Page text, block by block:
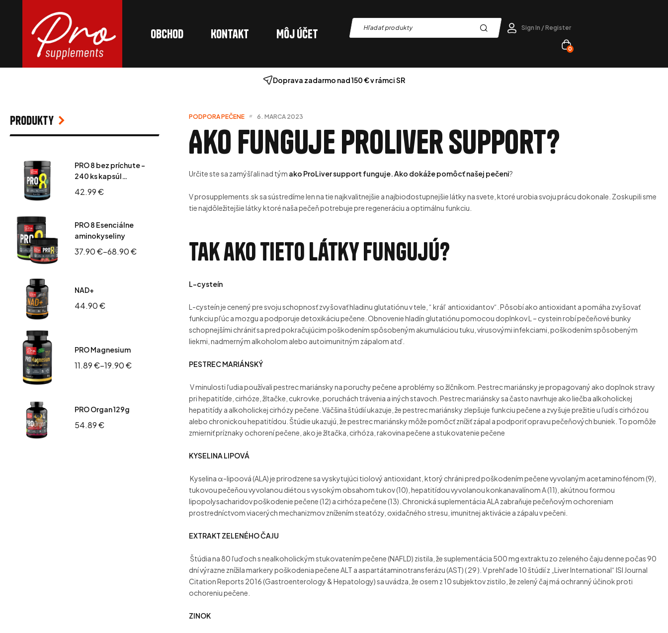
Obchod Kontakt Môj účet Sign In / Register
0
Doprava zadarmo nad 150 € v rámci SR
PODPORA PEČENE 6. MARCA 2023
Ako funguje ProLiver support?
Určite ste sa zamýšľali nad tým ako ProLiver support funguje. Ako dokáže pomôcť našej pečeni?
V prosupplements.sk sa sústredíme len na tie najkvalitnejšie a najbiodostupnejšie látky na svete, ktoré urobia svoju prácu dokonale. Zoskupili sme
tie najdôležitejšie látky ktoré naša pečeň potrebuje pre regeneráciu a optimálnu funkciu.
Tak ako tieto látky fungujú?
L-cysteín
L-cysteín je cenený pre svoju schopnosť zvyšovať hladinu glutatiónu v tele, “ kráľ antioxidantov“. Pôsobí ako antioxidant a pomáha zvyšovať
funkciu pľúc a mozgu a podporuje detoxikáciu pečene. Obnovenie hladín glutatiónu pomocou doplnkov L – cystein robí pečeňové bunky
schopnejšími chrániť sa pred pokračujúcim poškodením spôsobeným akumuláciou tuku, vírusovými infekciami, poškodením spôsobeným
liekmi, nadmerným alkoholom alebo autoimunitným zápalom atď.
PESTREC MARIÁNSKÝ
V minulosti ľudia používali pestrec mariánsky na poruchy pečene a problémy so žlčníkom. Pestrec mariánsky je propagovaný ako doplnok stravy
pri hepatitíde, cirhóze, žltačke, cukrovke, poruchách trávenia a iných stavoch. Pestrec mariánsky sa často navrhuje ako liečba alkoholickej
hepatitídy a alkoholickej cirhózy pečene. Väčšina štúdií ukazuje, že pestrec mariánsky zlepšuje funkciu pečene a zvyšuje prežitie u ľudí s cirhózou
alebo chronickou hepatitídou. Štúdie ukazujú, že pestrec mariánsky môže pomôcť znížiť zápal a podporiť opravu pečeňových buniek. To pomôže
zmierniť príznaky ochorení pečene, ako je žltačka, cirhóza, rakovina pečene a stukovatenie pečene
KYSELINA LIPOVÁ
Kyselina α-lipoová (ALA) je prirodzene sa vyskytujúci tiolový antioxidant, ktorý chráni pred poškodením pečene vyvolaným acetaminofénom (9),
tukovou pečeňou vyvolanou diétou s vysokým obsahom tukov (10), hepatitídou vyvolanou konkanavalínom A (11), akútnou formou
lipopolysacharidov poškodenie pečene (12) a cirhóza pečene (13). Chronická suplementácia ALA zabraňuje pečeňovým ochoreniam
prostredníctvom viacerých mechanizmov znížením steatózy, oxidačného stresu, imunitnej aktivácie a zápalu v pečeni.
EXTRAKT ZELENÉHO ČAJU
Štúdia na 80 ľuďoch s nealkoholickým stukovatením pečene (NAFLD) zistila, že suplementácia 500 mg extraktu zo zeleného čaju denne počas 90
dní výrazne znížila markery poškodenia pečene ALT a aspartátaminotransferázu (AST) ( 29 ). V prehľade 10 štúdií z „Liver International“ ISI Journal
Citation Reports 2016 (Gastroenterology & Hepatology) sa uvádza, že osem z 10 subjektov zistilo, že zelený čaj má ochranný účinok proti
ochoreniu pečene.
ZINOK
Produkty
PRO 8 bez príchute -
240 ks kapsúl
Esenciálne
aminokyseliny
42.99€
PRO 8 Esenciálne
aminokyseliny
37.90€–68.90€
NAD+
44.90€
PRO Magnesium
11.89€–19.90€
PRO Organ 129g
54.89€